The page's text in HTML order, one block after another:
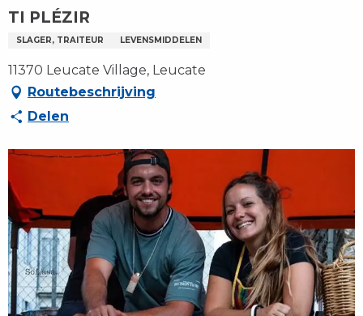
TI PLÉZIR
SLAGER, TRAITEUR LEVENSMIDDELEN
11370 Leucate Village, Leucate
Routebeschrijving
Delen